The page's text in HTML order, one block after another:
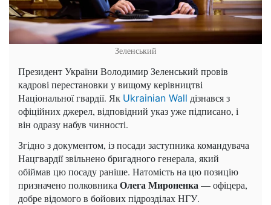
Зеленський
Президент України Володимир Зеленський провів
кадрові перестановки у вищому керівництві
Національної гвардії. Як Ukrainian Wall дізнався з
офіційних джерел, відповідний указ уже підписано, і
він одразу набув чинності.
Згідно з документом, із посади заступника командувача
Нацгвардії звільнено бригадного генерала, який
обіймав цю посаду раніше. Натомість на цю позицію
призначено полковника Олега Мироненка — офіцера,
добре відомого в бойових підрозділах НГУ.